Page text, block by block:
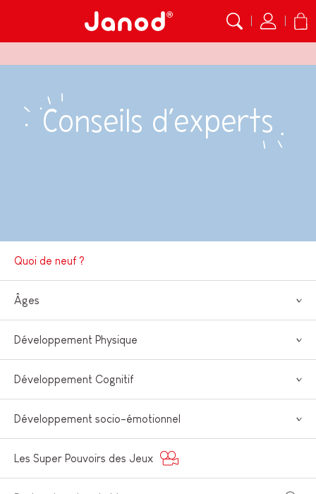
Conseils d’experts
Quoi de neuf ?
Âges
Développement Physique
Développement Cognitif
Développement socio-émotionnel
Les Super Pouvoirs des Jeux